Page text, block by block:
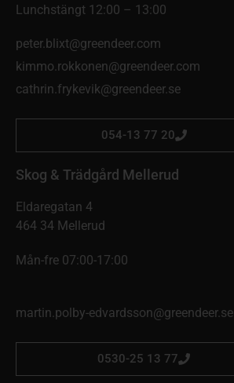
Lunchstängt 12:00 – 13:00
peter.blixt@greendeer.com
kimmo.rokkonen@greendeer.com
cathrin.frykevik@greendeer.se
054-13 77 20
Skog & Trädgård Mellerud
Eldaregatan 4
464 34 Mellerud
Mån-fre 07:00-17:00
martin.polby-edvardsson@greendeer.se
0530-25 13 77